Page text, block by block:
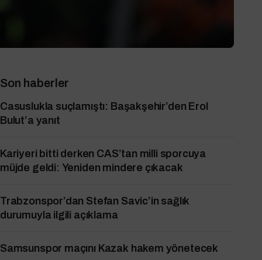
Son haberler
Casuslukla suçlamıştı: Başakşehir’den Erol
Bulut’a yanıt
Kariyeri bitti derken CAS’tan milli sporcuya
müjde geldi: Yeniden mindere çıkacak
Trabzonspor’dan Stefan Savic’in sağlık
durumuyla ilgili açıklama
Samsunspor maçını Kazak hakem yönetecek